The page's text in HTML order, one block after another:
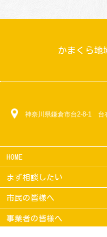
かまくら地
神奈川県鎌倉市台2-8-1 台
HOME
まず相談したい
市民の皆様へ
事業者の皆様へ